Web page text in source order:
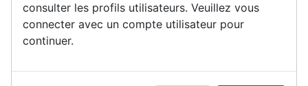
consulter les profils utilisateurs. Veuillez vous
connecter avec un compte utilisateur pour
continuer.